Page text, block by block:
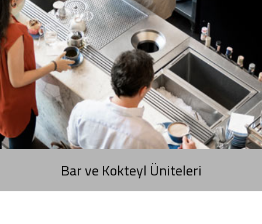
Bar ve Kokteyl Üniteleri